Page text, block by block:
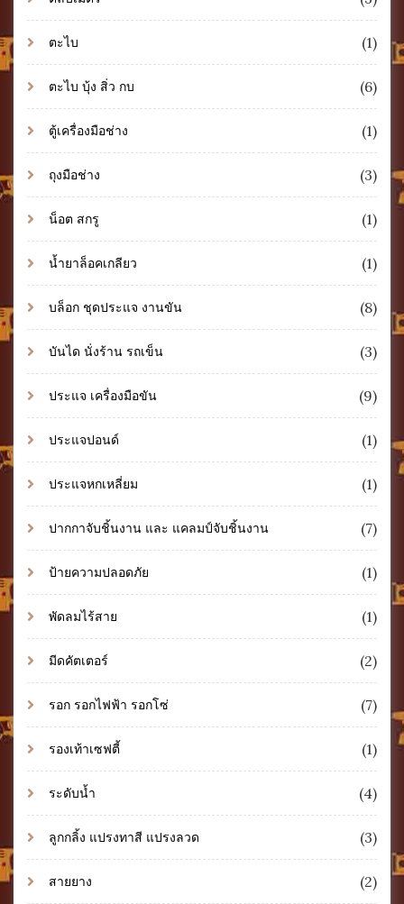
ตะไบ (1)
ตะไบ บุ้ง สิ่ว กบ (6)
ตู้เครื่องมือช่าง (1)
ถุงมือช่าง (3)
น็อต สกรู (1)
น้ำยาล็อคเกลียว (1)
บล็อก ชุดประแจ งานขัน (8)
บันได นั่งร้าน รถเข็น (3)
ประแจ เครื่องมือขัน (9)
ประแจปอนด์ (1)
ประแจหกเหลี่ยม (1)
ปากกาจับชิ้นงาน และ แคลมป์จับชิ้นงาน (7)
ป้ายความปลอดภัย (1)
พัดลมไร้สาย (1)
มีดคัตเตอร์ (2)
รอก รอกไฟฟ้า รอกโซ่ (7)
รองเท้าเซฟตี้ (1)
ระดับน้ำ (4)
ลูกกลิ้ง แปรงทาสี แปรงลวด (3)
สายยาง (2)